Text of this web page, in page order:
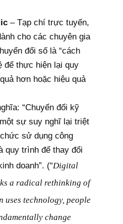
– Tạp chí trực tuyến,
cho các chuyên gia
đổi số là “cách
để thực hiện lại quy
hơn hoặc hiệu quả
“Chuyển đổi kỹ
sự suy nghĩ lại triệt
sử dụng công
quy trình để thay đổi
doanh”. (“Digital
a radical rethinking of
uses technology, people
change